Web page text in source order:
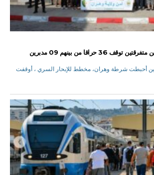
شرطة وهران في عمليتين متفرقتين توقف 36 حراقا من بينهم 09 مدبرين
أحبطت شرطة وهران، مخطط للإبحار السري ، أوقفت